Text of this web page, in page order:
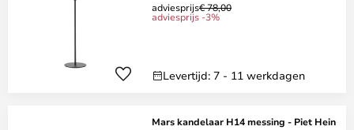
adviesprijs€ 78,00
adviesprijs -3%
Levertijd: 7 - 11 werkdagen
Mars kandelaar H14 messing - Piet Hein